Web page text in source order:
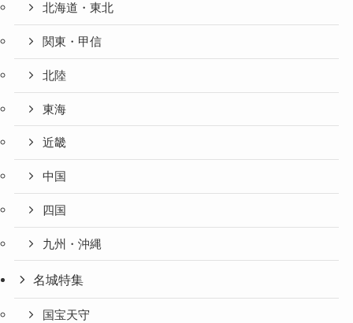
北海道・東北
関東・甲信
北陸
東海
近畿
中国
四国
九州・沖縄
名城特集
国宝天守